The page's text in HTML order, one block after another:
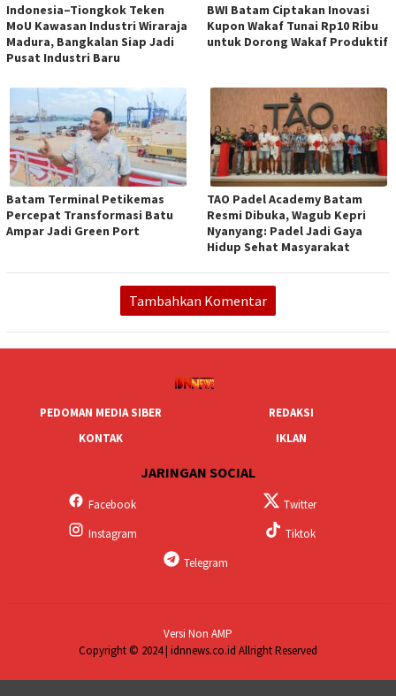
Indonesia–Tiongkok Teken
MoU Kawasan Industri Wiraraja
Madura, Bangkalan Siap Jadi
Pusat Industri Baru
BWI Batam Ciptakan Inovasi
Kupon Wakaf Tunai Rp10 Ribu
untuk Dorong Wakaf Produktif
Batam Terminal Petikemas
Percepat Transformasi Batu
Ampar Jadi Green Port
TAO Padel Academy Batam
Resmi Dibuka, Wagub Kepri
Nyanyang: Padel Jadi Gaya
Hidup Sehat Masyarakat
Tambahkan Komentar
PEDOMAN MEDIA SIBER
REDAKSI
KONTAK
IKLAN
JARINGAN SOCIAL
Facebook
Twitter
Instagram
Tiktok
Telegram
Versi Non AMP
Copyright © 2024 | idnnews.co.id Allright Reserved